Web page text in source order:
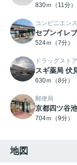
830ｍ（11分）
コンビニエン
セブンイレ
524ｍ（7分）
ドラッグストア
スギ薬局 伏
630ｍ（8分）
郵便局
京都四ツ谷
704ｍ（9分）
地図